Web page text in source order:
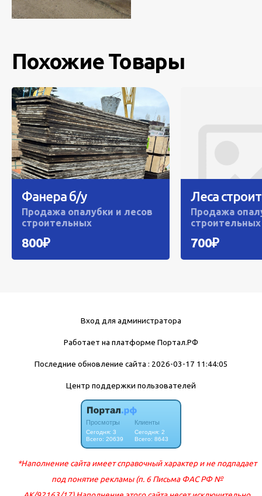
Похожие Товары
Фанера б/у
Продажа опалубки и лесов
строительных
800₽
Леса
Продажа
строительных
700₽
Вход для администратора
Работает на платформе Портал.РФ
Последние обновление сайта : 2026-03-17 11:44:05
Центр поддержки пользователей